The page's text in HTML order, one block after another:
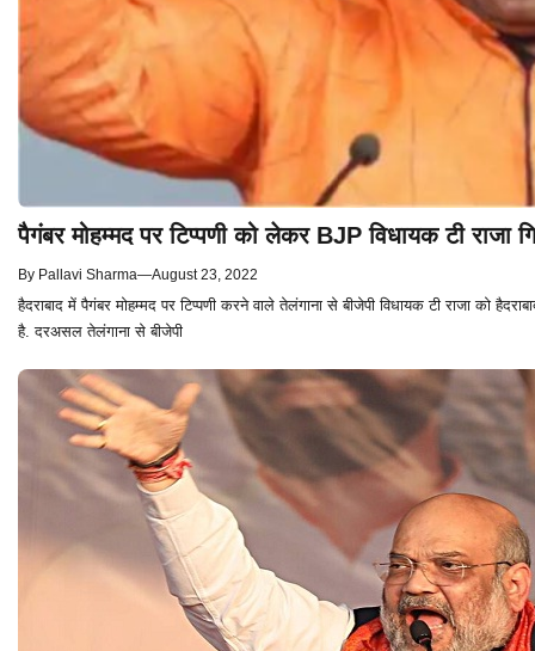
पैगंबर मोहम्मद पर टिप्पणी को लेकर BJP विधायक टी राजा
By Pallavi Sharma—August 23, 2022
हैदराबाद में पैगंबर मोहम्मद पर टिप्पणी करने वाले तेलंगाना से बीजेपी विधायक टी राजा को
है. दरअसल तेलंगाना से बीजेपी